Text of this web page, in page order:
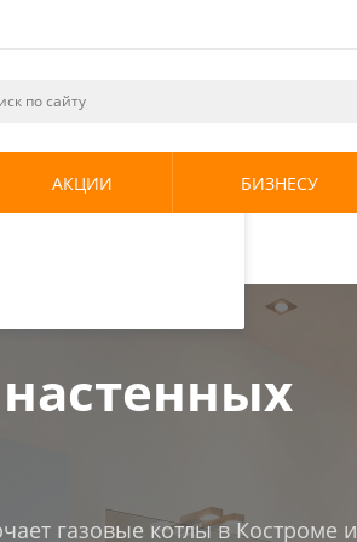
и
использования.
.
АКЦИИ БИЗНЕСУ
газовые котлы в Костроме и